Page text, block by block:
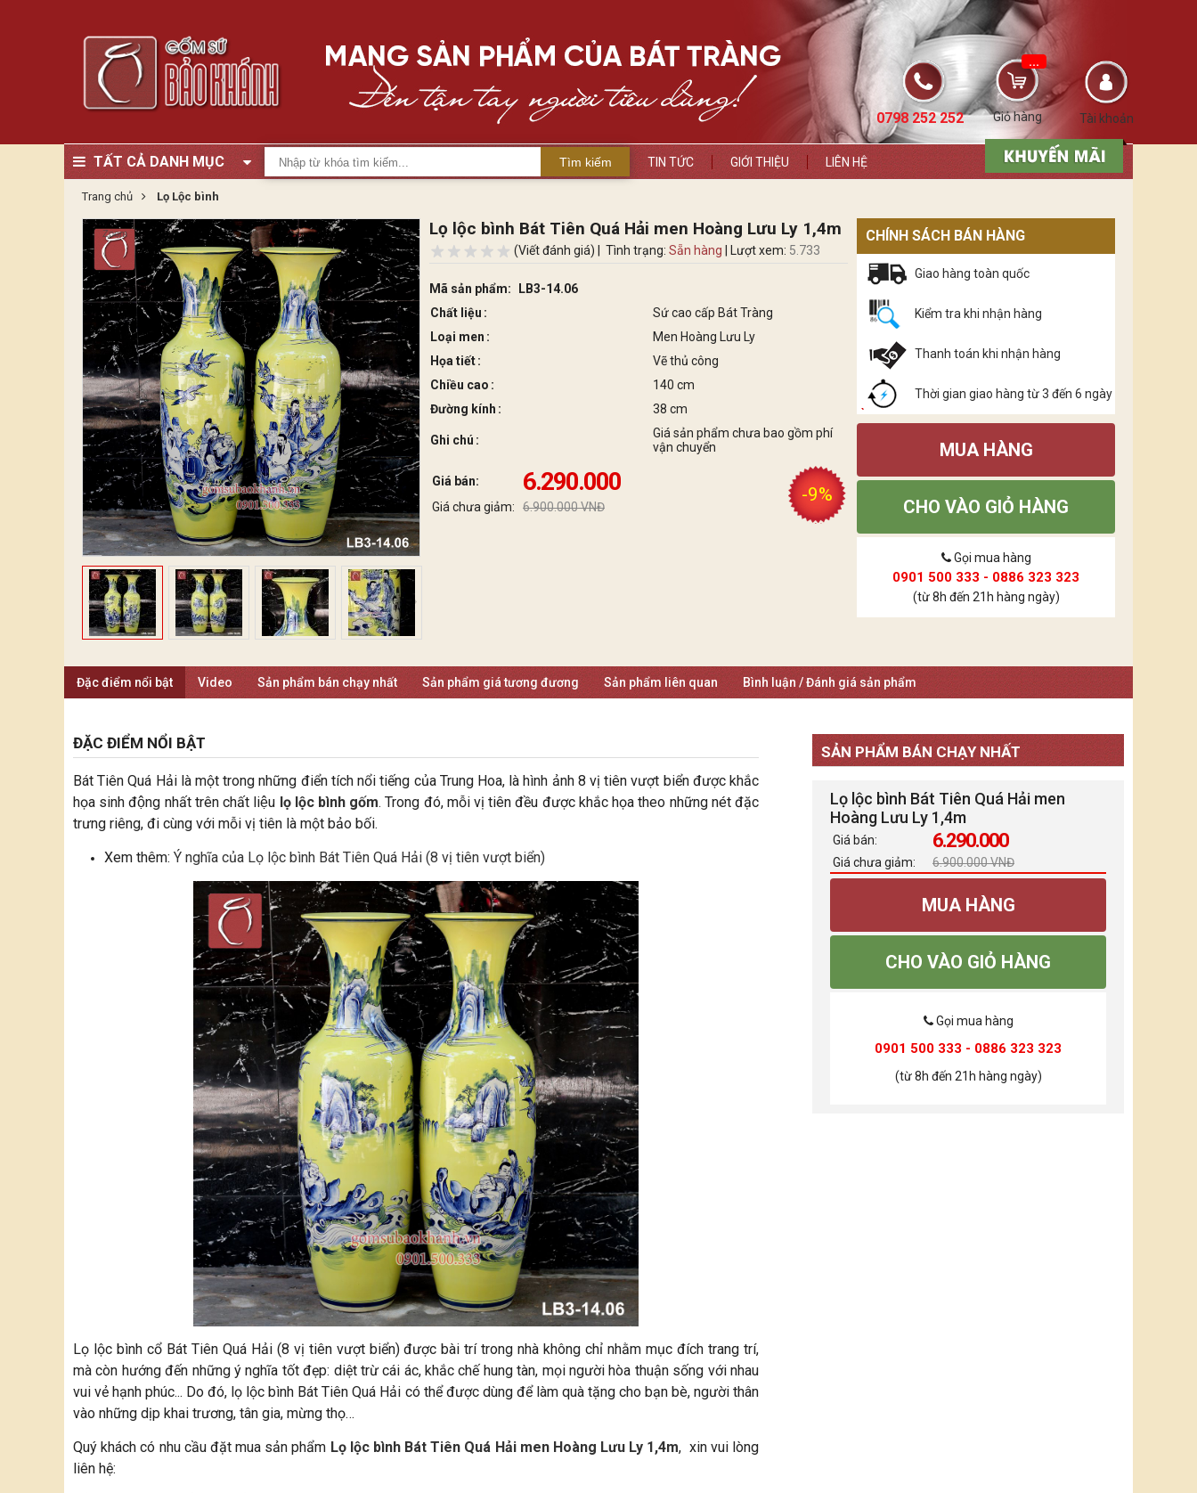
Tài khoản
Giỏ hàng
...
0798 252 252
TẤT CẢ DANH MỤC Tìm kiếm TIN TỨC GIỚI THIỆU LIÊN HỆ
Trang chủ Lọ Lộc bình
Zoom Lọ lộc bình Bát Tiên Quá Hải men Hoàng Lưu Ly 1,4m
(Viết đánh giá) | Tình trạng: Sẵn hàng | Lượt xem: 5.733
Mã sản phẩm:
LB3-14.06
Chất liệu
Sứ cao cấp Bát Tràng
Loại men
Men Hoàng Lưu Ly
Họa tiết
Vẽ thủ công
Chiều cao
140 cm
Đường kính
38 cm
Ghi chú
Giá sản phẩm chưa bao gồm phí
vận chuyển
Giá bán: 6.290.000
Giá chưa giảm: 6.900.000 VNĐ
-9%
CHÍNH SÁCH BÁN HÀNG
Giao hàng toàn quốc
Kiểm tra khi nhận hàng
Thanh toán khi nhận hàng
Thời gian giao hàng từ 3 đến 6 ngày
MUA HÀNG
CHO VÀO GIỎ HÀNG
Gọi mua hàng
0901 500 333 - 0886 323 323
(từ 8h đến 21h hàng ngày)
Đặc điểm nổi bật Video Sản phẩm bán chạy nhất Sản phẩm giá tương đương Sản phẩm liên quan Bình luận / Đánh giá sản phẩm
ĐẶC ĐIỂM NỔI BẬT
Bát Tiên Quá Hải là một trong những điển tích nổi tiếng của Trung Hoa, là hình ảnh 8 vị tiên vượt biển được khắc
họa sinh động nhất trên chất liệu lọ lộc bình gốm. Trong đó, mỗi vị tiên đều được khắc họa theo những nét đặc
trưng riêng, đi cùng với mỗi vị tiên là một bảo bối.
Xem thêm: Ý nghĩa của Lọ lộc bình Bát Tiên Quá Hải (8 vị tiên vượt biển)
Lọ lộc bình cổ Bát Tiên Quá Hải (8 vị tiên vượt biển) được bài trí trong nhà không chỉ nhằm mục đích trang trí,
mà còn hướng đến những ý nghĩa tốt đẹp: diệt trừ cái ác, khắc chế hung tàn, mọi người hòa thuận sống với nhau
vui vẻ hạnh phúc... Do đó, lọ lộc bình Bát Tiên Quá Hải có thể được dùng để làm quà tặng cho bạn bè, người thân
vào những dịp khai trương, tân gia, mừng thọ…
Quý khách có nhu cầu đặt mua sản phẩm Lọ lộc bình Bát Tiên Quá Hải men Hoàng Lưu Ly 1,4m, xin vui lòng
liên hệ:
SẢN PHẨM BÁN CHẠY NHẤT
Lọ lộc bình Bát Tiên Quá Hải men
Hoàng Lưu Ly 1,4m
Giá bán: 6.290.000
Giá chưa giảm: 6.900.000 VNĐ
MUA HÀNG
CHO VÀO GIỎ HÀNG
Gọi mua hàng
0901 500 333 - 0886 323 323
(từ 8h đến 21h hàng ngày)